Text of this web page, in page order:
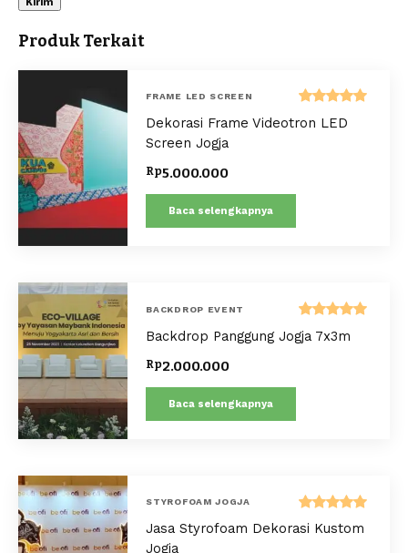
Produk Terkait
FRAME LED SCREEN
Dinilai
5.00dari 5
Dekorasi Frame Videotron LED
Screen Jogja
Rp5.000.000
Baca selengkapnya
BACKDROP EVENT
Dinilai
5.00dari 5
Backdrop Panggung Jogja 7x3m
Rp2.000.000
Baca selengkapnya
STYROFOAM JOGJA
Dinilai
Jasa Styrofoam Dekorasi Kustom
Jogja